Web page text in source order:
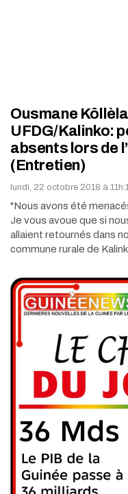
Ousmane
UFDG/Kalinko:
absents lors de
(Entretien)
lundi, 22 octobre 2018 à
"Nous avons été
Je vous avoue que si
allaient retournés dans
commune rurale de